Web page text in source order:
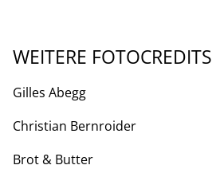
WEITERE FOTOCREDITS
Gilles Abegg
Christian Bernroider
Brot & Butter